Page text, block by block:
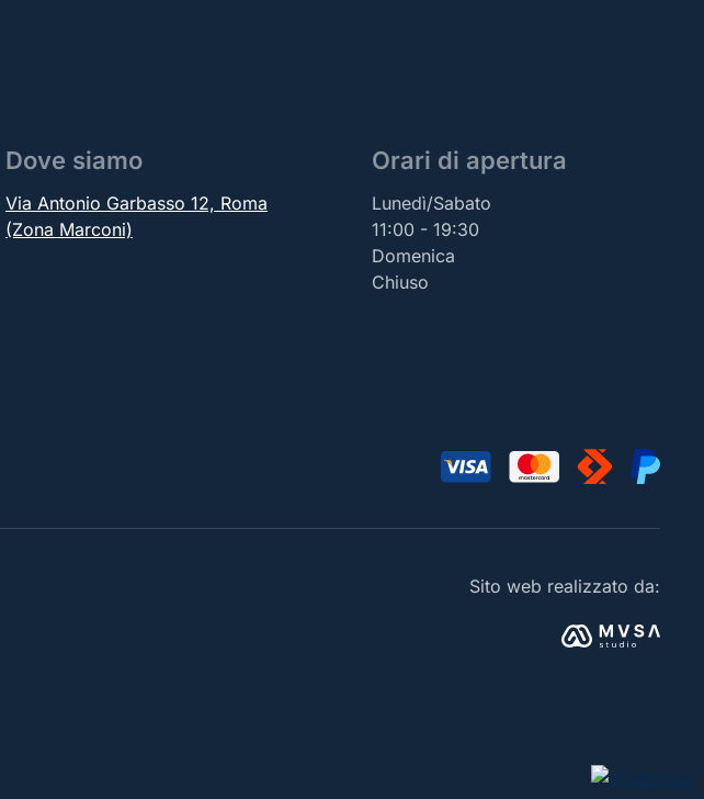
Dove siamo
Via Antonio Garbasso 12, Roma
(Zona Marconi)
Orari di apertura
Lunedì/Sabato
11:00 - 19:30
Domenica
Chiuso
Sito web realizzato da: